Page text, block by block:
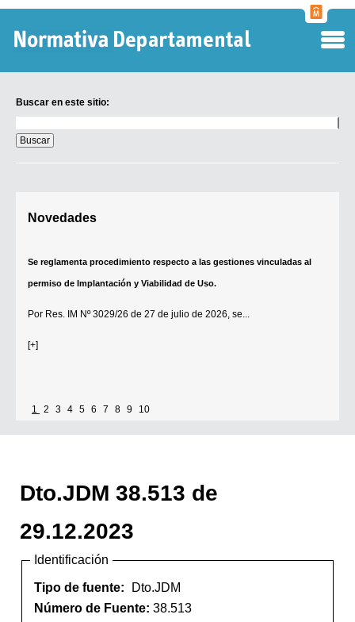
Buscar en este sitio:
en
este
sitio:
Novedades
Se reglamenta procedimiento respecto a las gestiones vinculadas al
permiso de Implantación y Viabilidad de Uso.
Por Res. IM Nº 3029/26 de 27 de julio de 2026, se...
[+]
1 2 3 4 5 6 7 8 9 10
Dto.JDM 38.513 de
29.12.2023
Identificación
Tipo de fuente:
Dto.JDM
Número de Fuente: 38.513